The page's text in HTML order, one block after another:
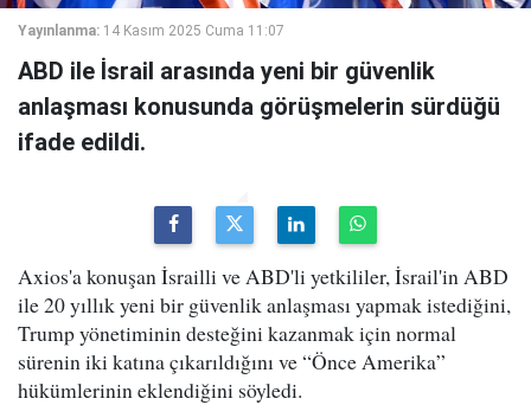
Yayınlanma: 14 Kasım 2025 Cuma 11:07
ABD ile İsrail arasında yeni bir güvenlik
anlaşması konusunda görüşmelerin sürdüğü
ifade edildi.
Axios'a konuşan İsrailli ve ABD'li yetkililer, İsrail'in ABD
ile 20 yıllık yeni bir güvenlik anlaşması yapmak istediğini,
Trump yönetiminin desteğini kazanmak için normal
sürenin iki katına çıkarıldığını ve “Önce Amerika”
hükümlerinin eklendiğini söyledi.